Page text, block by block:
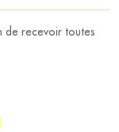
de recevoir toutes